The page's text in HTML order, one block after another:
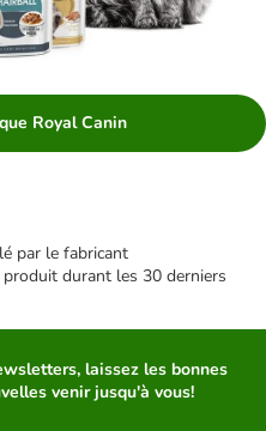
Royal Canin
par le fabricant
durant les 30 derniers
laissez les bonnes
venir jusqu'à vous!